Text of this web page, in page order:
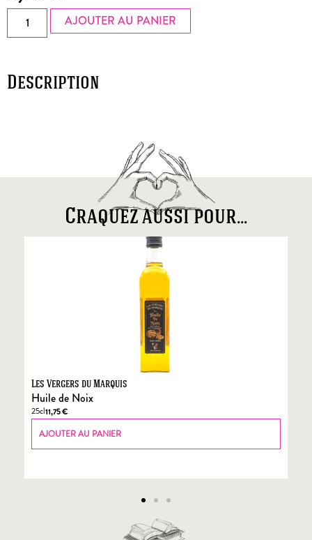
AJOUTER AU PANIER
Description
Craquez aussi pour...
Les Vergers du Marquis
Huile de Noix
25cl11,75€
AJOUTER AU PANIER